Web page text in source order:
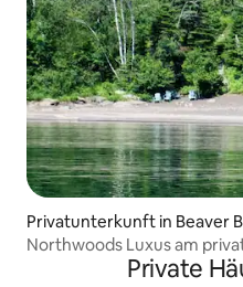
Privatunterkunft in Beaver
Northwoods Luxus am
Private